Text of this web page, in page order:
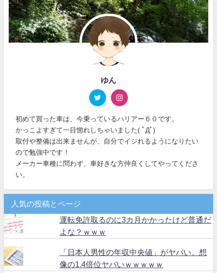
ゆん
初めて買った車は、今乗っているハリアー６０です。
かっこよすぎて一目惚れしちゃいました( ﾟДﾟ)
取付や整備は出来ませんが、自分でイジれるようになりたい
ので勉強中です！
メーカー車種に問わず、車好きな方仲良くしてやってくださ
い。
人気の投稿とページ
運転免許取るのに3カ月かかったけど普通だ
よな？ｗｗｗ
「日本人男性の年収中央値」がヤバい。想
像の1.4倍位ヤバいｗｗｗｗｗ